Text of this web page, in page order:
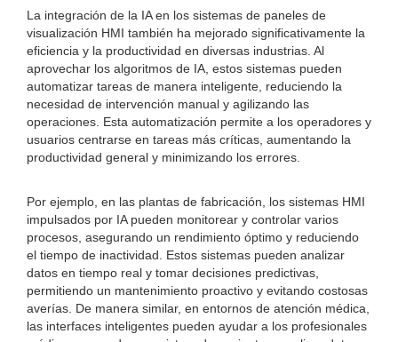
La integración de la IA en los sistemas de paneles de
visualización HMI también ha mejorado significativamente la
eficiencia y la productividad en diversas industrias. Al
aprovechar los algoritmos de IA, estos sistemas pueden
automatizar tareas de manera inteligente, reduciendo la
necesidad de intervención manual y agilizando las
operaciones. Esta automatización permite a los operadores y
usuarios centrarse en tareas más críticas, aumentando la
productividad general y minimizando los errores.
Por ejemplo, en las plantas de fabricación, los sistemas HMI
impulsados ​​por IA pueden monitorear y controlar varios
procesos, asegurando un rendimiento óptimo y reduciendo
el tiempo de inactividad. Estos sistemas pueden analizar
datos en tiempo real y tomar decisiones predictivas,
permitiendo un mantenimiento proactivo y evitando costosas
averías. De manera similar, en entornos de atención médica,
las interfaces inteligentes pueden ayudar a los profesionales